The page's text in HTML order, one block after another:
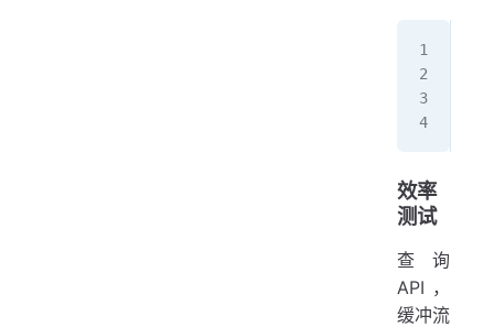
效率
测试
查询
API，
缓冲流